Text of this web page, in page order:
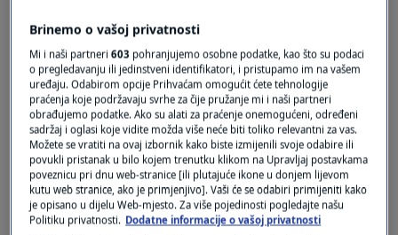
Oglas
Brinemo o vašoj privatnosti
Mi i naši partneri603 pohranjujemo osobne podatke, kao što su podaci
o pregledavanju ili jedinstveni identifikatori, i pristupamo im na vašem
uređaju. Odabirom opcije Prihvaćam omogućit ćete tehnologije
praćenja koje podržavaju svrhe za čije pružanje mi i naši partneri
obrađujemo podatke. Ako su alati za praćenje onemogućeni, određeni
sadržaj i oglasi koje vidite možda više neće biti toliko relevantni za vas.
Možete se vratiti na ovaj izbornik kako biste izmijenili svoje odabire ili
povukli pristanak u bilo kojem trenutku klikom na Upravljaj postavkama
poveznicu pri dnu web-stranice [ili plutajuće ikone u donjem lijevom
kutu web stranice, ako je primjenjivo]. Vaši će se odabiri primijeniti kako
je opisano u dijelu Web-mjesto. Za više pojedinosti pogledajte našu
Politiku privatnosti. Dodatne informacije o vašoj privatnosti